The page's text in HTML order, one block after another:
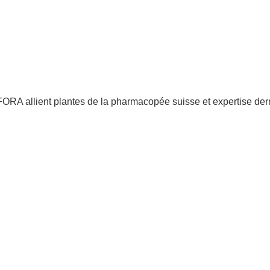
allient plantes de la pharmacopée suisse et expertise